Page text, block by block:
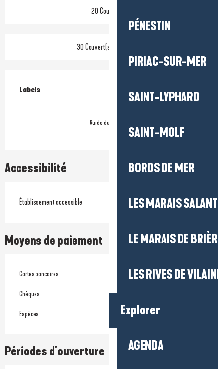
PÉNESTIN
PIRIAC-SUR-MER
SAINT-LYPHARD
SAINT-MOLF
BORDS DE MER
LES MARAIS
LE MARAIS DE
LES RIVES DE
Explorer
AGENDA
20 Couvert(s)
30 Couvert(s) en terrasse
Offres de prestations
Labels
Labels
Guide du Routard
Accessibilité
Établissement accessible
Moyens de paiement
Cartes bancaires
Chèques
Espèces
Périodes d'ouverture